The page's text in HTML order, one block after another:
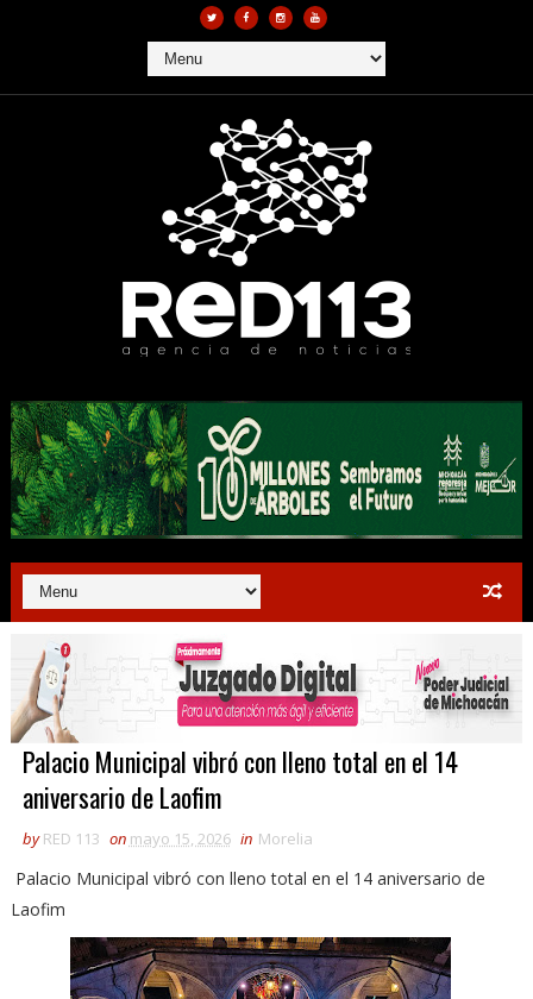
Palacio Municipal vibró con lleno total en el 14
aniversario de Laofim
by RED 113 on mayo 15, 2026 in Morelia
Palacio Municipal vibró con lleno total en el 14 aniversario de
Laofim